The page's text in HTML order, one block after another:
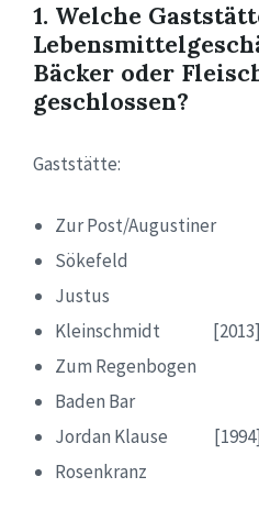
1. Welche
Bäcker oder
geschlossen?
Gaststätte:
Zur Post/Augustiner
Sökefeld
Justus
Kleinschmidt [2013]
Zum Regenbogen
Baden Bar
Jordan Klause [1994]
Rosenkranz